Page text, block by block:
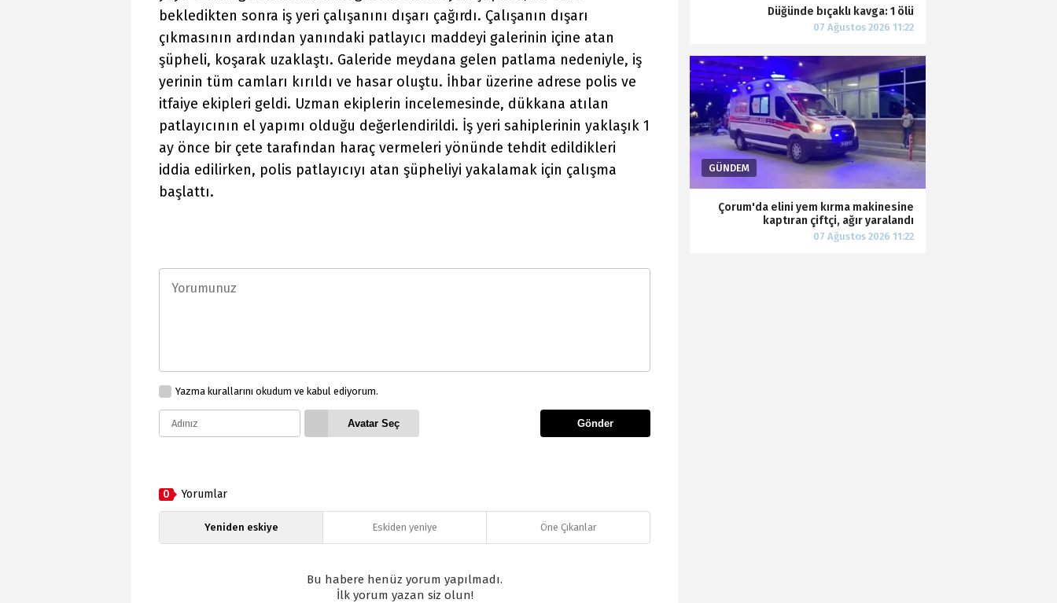
bekledikten sonra iş yeri çalışanını dışarı çağırdı. Çalışanın dışarı
çıkmasının ardından yanındaki patlayıcı maddeyi galerinin içine atan
şüpheli, koşarak uzaklaştı. Galeride meydana gelen patlama nedeniyle, iş
yerinin tüm camları kırıldı ve hasar oluştu. İhbar üzerine adrese polis ve
itfaiye ekipleri geldi. Uzman ekiplerin incelemesinde, dükkana atılan
patlayıcının el yapımı olduğu değerlendirildi. İş yeri sahiplerinin yaklaşık 1
ay önce bir çete tarafından haraç vermeleri yönünde tehdit edildikleri
iddia edilirken, polis patlayıcıyı atan şüpheliyi yakalamak için çalışma
başlattı.
Yazma kurallarını okudum ve kabul ediyorum.
Avatar Seç Gönder
0 Yorumlar
Yeniden eskiye Eskiden yeniye Öne Çıkanlar
Bu habere henüz yorum yapılmadı.
İlk yorum yazan siz olun!
Düğünde bıçaklı kavga: 1 ölü
Çorum'da elini yem kırma makinesine
kaptıran çiftçi, ağır yaralandı